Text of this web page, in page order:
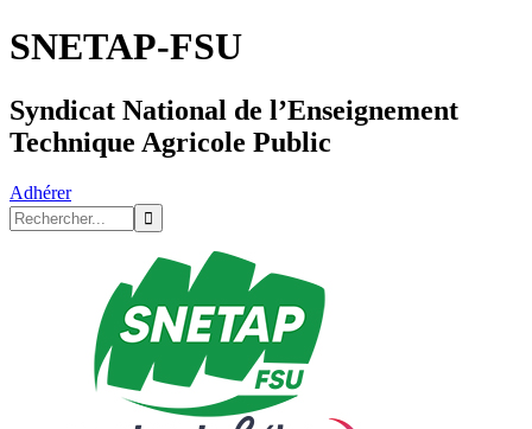
SNETAP-FSU
Syndicat National de l’Enseignement
Technique Agricole Public
Adhérer